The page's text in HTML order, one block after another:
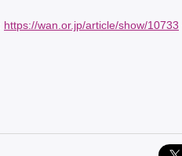
https://wan.or.jp/article/show/10733